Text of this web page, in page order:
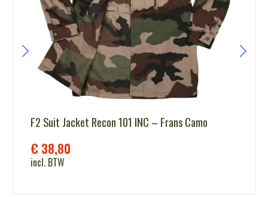
F2 Suit Jacket Recon 101 INC – Frans Camo
€ 38,80
incl. BTW